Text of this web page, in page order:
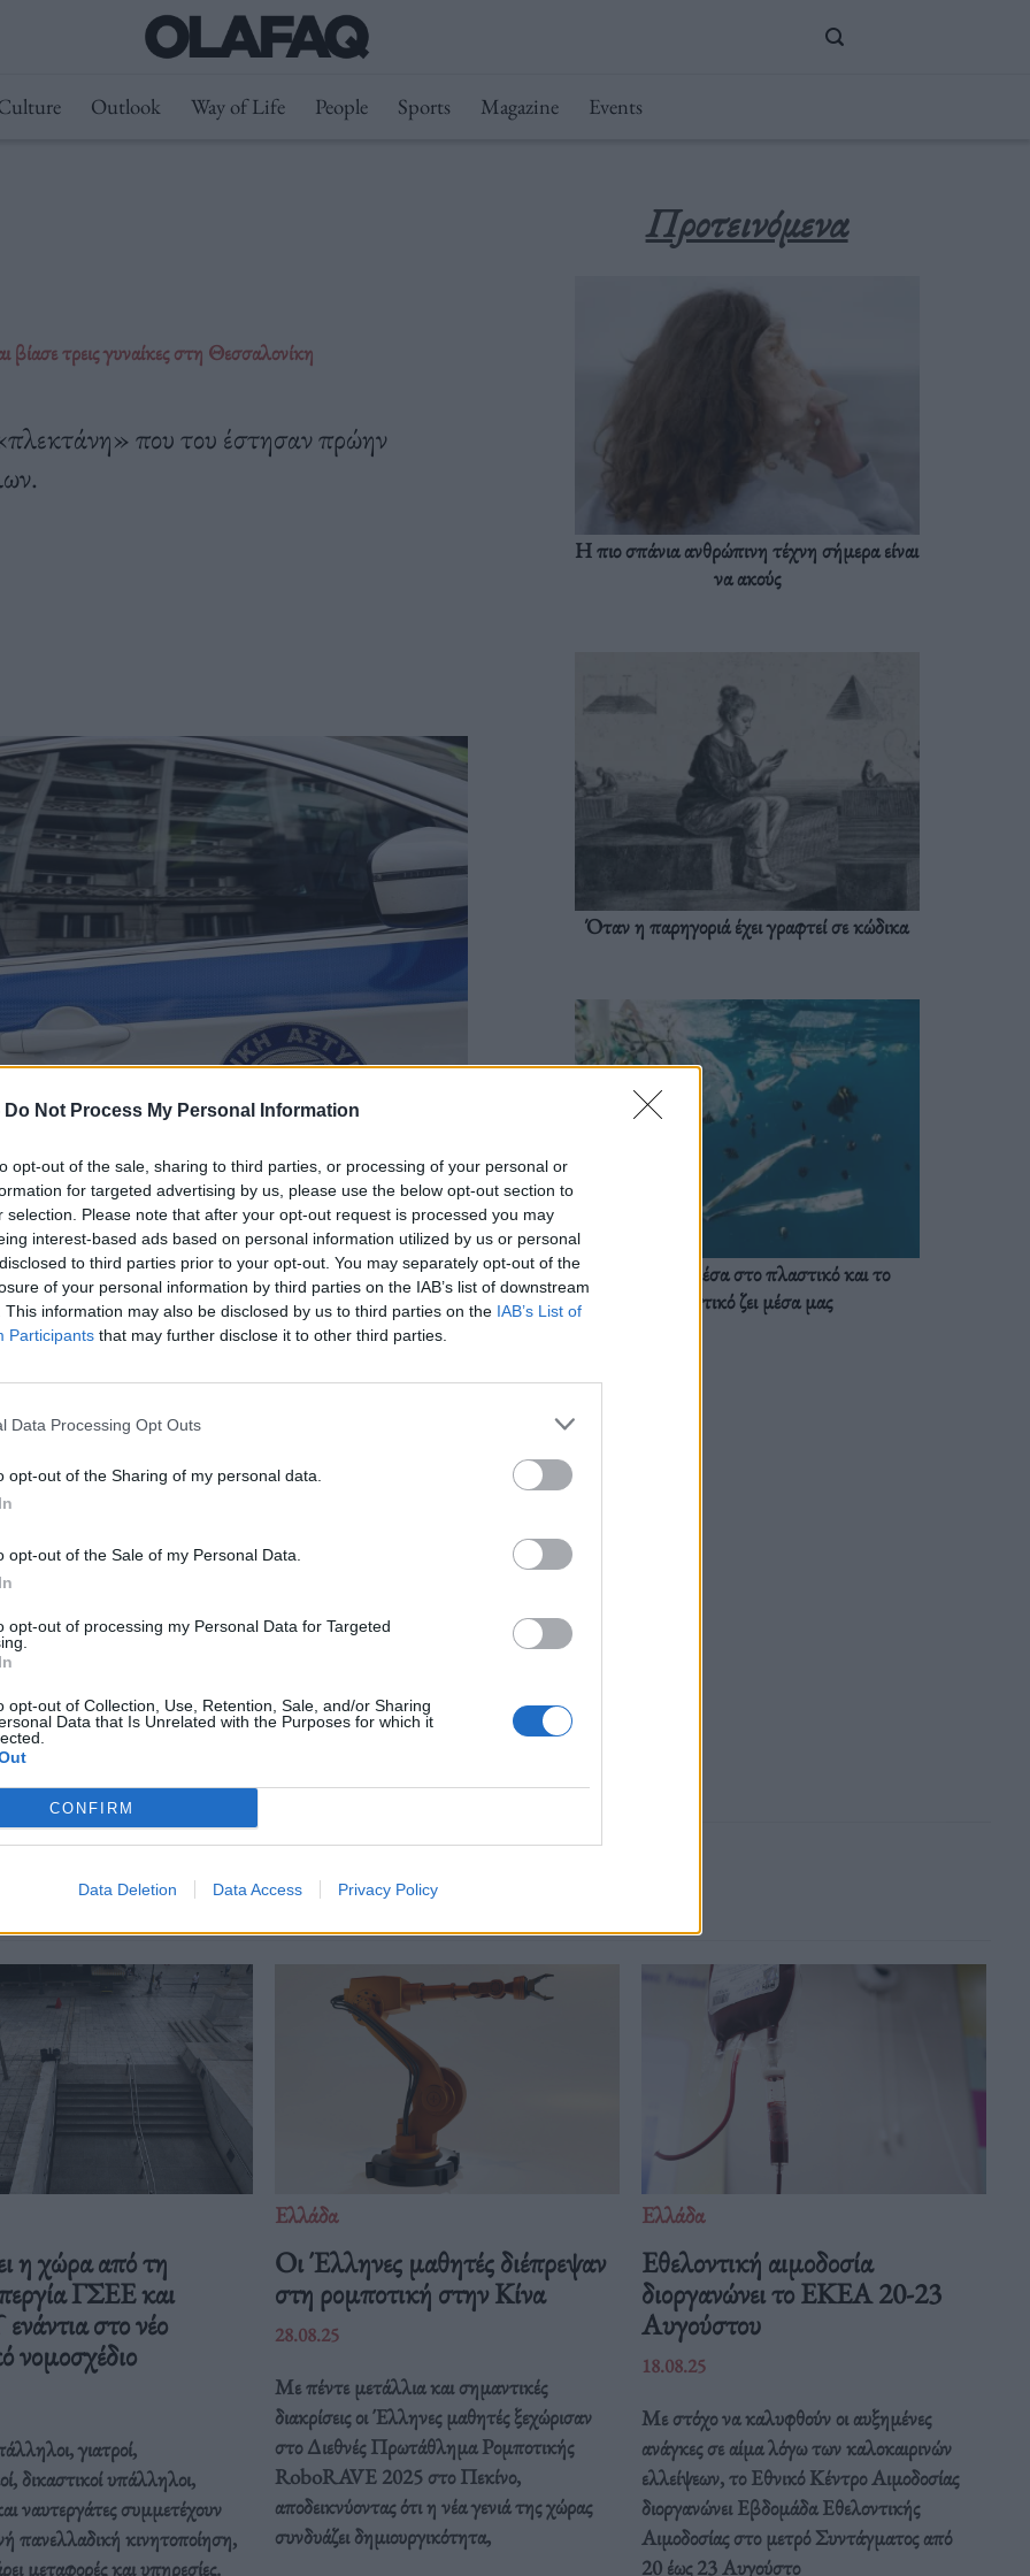
Do Not Process My Personal Information
opt-out of the sale, sharing to third parties, or processing of your personal or
for targeted advertising by us, please use the below opt-out section to
selection. Please note that after your opt-out request is processed you may
interest-based ads based on personal information utilized by us or personal
to third parties prior to your opt-out. You may separately opt-out of the
of your personal information by third parties on the IAB’s list of downstream
This information may also be disclosed by us to third parties on the IAB’s List of
Participants that may further disclose it to other third parties.
Data Processing Opt Outs
opt-out of the Sharing of my personal data.
opt-out of the Sale of my Personal Data.
opt-out of processing my Personal Data for Targeted
opt-out of Collection, Use, Retention, Sale, and/or Sharing
Data that Is Unrelated with the Purposes for which it
CONFIRM
Data Deletion Data Access Privacy Policy
Outlook Way of Life People Sports Magazine Events
τρεις γυναίκες στη Θεσσαλονίκη
που του έστησαν πρώην
«πλεκτάνη» που του έστησαν πρώην
αστυνομικός,Θεσσαλονίκη
Προτεινόμενα
Η πιο σπάνια ανθρώπινη τέχνη σήμερα είναι
να ακούς
Όταν η παρηγοριά έχει γραφτεί σε κώδικα
Ζούμε ήδη μέσα στο πλαστικό και το
πλαστικό ζει μέσα μας
Δείτε επίσης
η χώρα από τη
ΓΣΕΕ και
στο νέο
νομοσχέδιο
γιατροί,
δικαστικοί υπάλληλοι,
ναυτεργάτες συμμετέχουν
πανελλαδική κινητοποίηση,
μεταφορές και υπηρεσίες.
Ελλάδα
Οι Έλληνες μαθητές διέπρεψαν
στη ρομποτική στην Κίνα
28.08.25
Με πέντε μετάλλια και σημαντικές
διακρίσεις οι Έλληνες μαθητές ξεχώρισαν
στο Διεθνές Πρωτάθλημα Ρομποτικής
RoboRAVE 2025 στο Πεκίνο,
αποδεικνύοντας ότι η νέα γενιά της χώρας
συνδυάζει δημιουργικότητα,
Ελλάδα
Eθελοντική αιμοδοσία
διοργανώνει το ΕΚΕΑ 20-23
Αυγούστου
18.08.25
Με στόχο να καλυφθούν οι αυξημένες
ανάγκες σε αίμα λόγω των καλοκαιρινών
ελλείψεων, το Εθνικό Κέντρο Αιμοδοσίας
διοργανώνει Εβδομάδα Εθελοντικής
Αιμοδοσίας στο μετρό Συντάγματος από
20 έως 23 Αυγούστο